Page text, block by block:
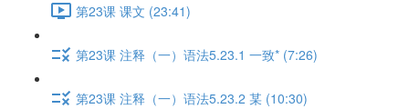
第23课 课文 (23:41)
第23课 注释（一）语法5.23.1 一致* (7:26)
第23课 注释（一）语法5.23.2 某 (10:30)